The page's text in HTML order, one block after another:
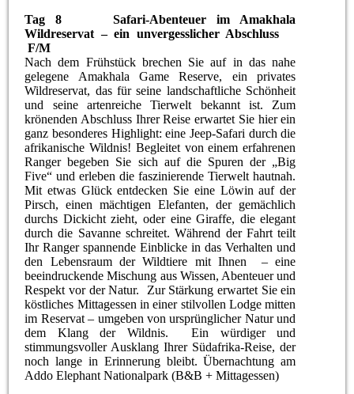
Tag 8 Safari-Abenteuer im Amakhala
Wildreservat – ein unvergesslicher Abschluss
F/M
Nach dem Frühstück brechen Sie auf in das nahe
gelegene Amakhala Game Reserve, ein privates
Wildreservat, das für seine landschaftliche Schönheit
und seine artenreiche Tierwelt bekannt ist. Zum
krönenden Abschluss Ihrer Reise erwartet Sie hier ein
ganz besonderes Highlight: eine Jeep-Safari durch die
afrikanische Wildnis! Begleitet von einem erfahrenen
Ranger begeben Sie sich auf die Spuren der „Big
Five“ und erleben die faszinierende Tierwelt hautnah.
Mit etwas Glück entdecken Sie eine Löwin auf der
Pirsch, einen mächtigen Elefanten, der gemächlich
durchs Dickicht zieht, oder eine Giraffe, die elegant
durch die Savanne schreitet. Während der Fahrt teilt
Ihr Ranger spannende Einblicke in das Verhalten und
den Lebensraum der Wildtiere mit Ihnen – eine
beeindruckende Mischung aus Wissen, Abenteuer und
Respekt vor der Natur. Zur Stärkung erwartet Sie ein
köstliches Mittagessen in einer stilvollen Lodge mitten
im Reservat – umgeben von ursprünglicher Natur und
dem Klang der Wildnis. Ein würdiger und
stimmungsvoller Ausklang Ihrer Südafrika-Reise, der
noch lange in Erinnerung bleibt. Übernachtung am
Addo Elephant Nationalpark (B&B + Mittagessen)